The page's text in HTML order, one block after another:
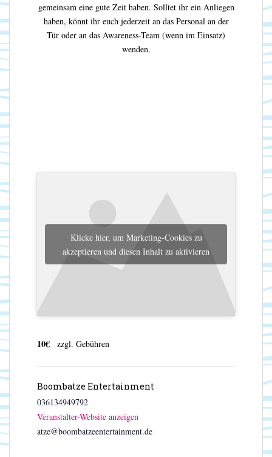
gemeinsam eine gute Zeit haben. Solltet ihr ein Anliegen
haben, könnt ihr euch jederzeit an das Personal an der
Tür oder an das Awareness-Team (wenn im Einsatz)
wenden.
Klicke hier, um Marketing-Cookies zu
akzeptieren und diesen Inhalt zu aktivieren
10€ zzgl. Gebühren
Boombatze Entertainment
036134949792
Veranstalter-Website anzeigen
atze@boombatzeentertainment.de